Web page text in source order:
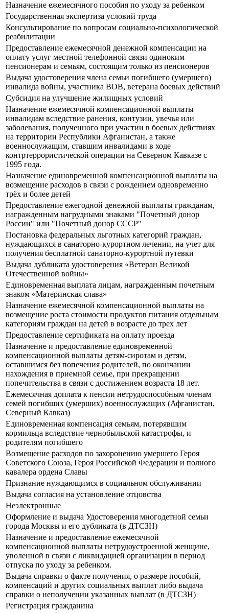
Назначение ежемесячного пособия по уходу за ребенком
Государственная экспертиза условий труда
Консультирование по вопросам социально-психологической
реабилитации
Предоставление ежемесячной денежной компенсации на
оплату услуг местной телефонной связи одиноким
пенсионерам и семьям, состоящим только из пенсионеров
Выдача удостоверения члена семьи погибшего (умершего)
инвалида войны, участника ВОВ, ветерана боевых действий
Субсидия на улучшение жилищных условий
Назначение ежемесячной компенсационной выплаты
инвалидам вследствие ранения, контузии, увечья или
заболевания, полученного при участии в боевых действиях
на территории Республики Афганистан, а также
военнослужащим, ставшим инвалидами в ходе
контртеррористической операции на Северном Кавказе с
1995 года.
Назначение единовременной компенсационной выплаты на
возмещение расходов в связи с рождением одновременно
трёх и более детей
Предоставление ежегодной денежной выплаты гражданам,
награжденным нагрудными знаками "Почетный донор
России" или "Почетный донор СССР"
Постановка федеральных льготных категорий граждан,
нуждающихся в санаторно-курортном лечении, на учет для
получения бесплатной санаторно-курортной путевки
Выдача дубликата удостоверения «Ветеран Великой
Отечественной войны»
Единовременная выплата лицам, награжденным почетным
знаком «Материнская слава»
Назначение ежемесячной компенсационной выплаты на
возмещение роста стоимости продуктов питания отдельным
категориям граждан на детей в возрасте до трех лет
Предоставление сертификата на оплату проезда
Назначение и предоставление единовременной
компенсационной выплаты детям-сиротам и детям,
оставшимся без попечения родителей, по окончании
нахождения в приемной семье, при прекращении
попечительства в связи с достижением возраста 18 лет.
Ежемесячная доплата к пенсии нетрудоспособным членам
семей погибших (умерших) военнослужащих (Афганистан,
Северный Кавказ)
Единовременная компенсация семьям, потерявшим
кормильца вследствие чернобыльской катастрофы, и
родителям погибшего
Возмещение расходов по захоронению умершего Героя
Советского Союза, Героя Российской Федерации и полного
кавалера ордена Славы
Признание нуждающимся в социальном обслуживании
Выдача согласия на установление отцовства
Неэлектронные
Оформление и выдача Удостоверения многодетной семьи
города Москвы и его дубликата (в ДТСЗН)
Назначение и предоставление ежемесячной
компенсационной выплаты нетрудоустроенной женщине,
уволенной в связи с ликвидацией организации в период
отпуска по уходу за ребенком.
Выдача справки о факте получения, о размере пособий,
компенсаций и других социальных выплат либо выдача
справки о неполучении указанных выплат (в ДТСЗН)
Регистрация гражданина